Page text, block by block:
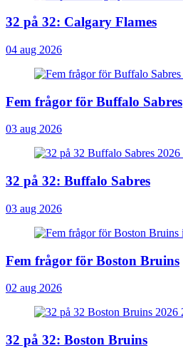
32 på 32: Calgary Flames
04 aug 2026
Fem frågor för Buffalo Sabres
03 aug 2026
32 på 32: Buffalo Sabres
03 aug 2026
Fem frågor för Boston Bruins
02 aug 2026
32 på 32: Boston Bruins